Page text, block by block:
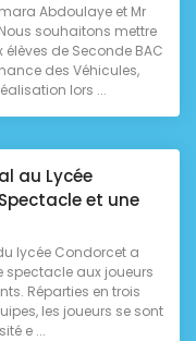
Abdoulaye et Mr
souhaitons mettre
de Seconde BAC
des Véhicules,
lors ...
au Lycée
et une
lycée Condorcet a
aux joueurs
Réparties en trois
les joueurs se sont
e ...